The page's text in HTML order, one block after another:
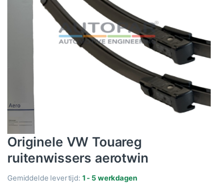
Originele VW Touareg
ruitenwissers aerotwin
Gemiddelde levertijd: 1 - 5 werkdagen